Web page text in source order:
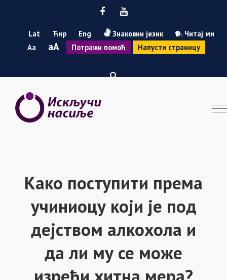
FacebookYoutube
Lat Ћир Eng Знаковни језик
Читај ми
ASmanjiAPovećaj
Потражи помоћ Напусти страницу
Како поступити према
учиниоцу који је под
дејством алкохола и
да ли му се може